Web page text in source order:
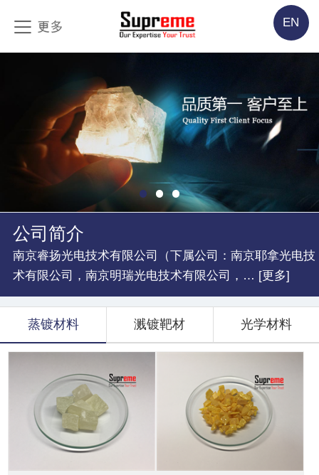
EN
公司简介
南京睿扬光电技术有限公司（下属公司：南京耶拿光电技
术有限公司，南京明瑞光电技术有限公司，… [更多]
蒸镀材料 溅镀靶材 光学材料